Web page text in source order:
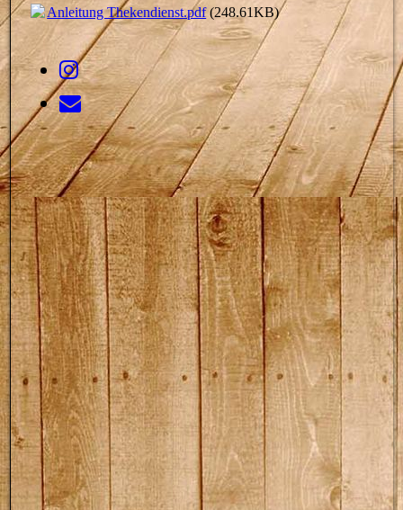
Anleitung Thekendienst.pdf(248.61KB)